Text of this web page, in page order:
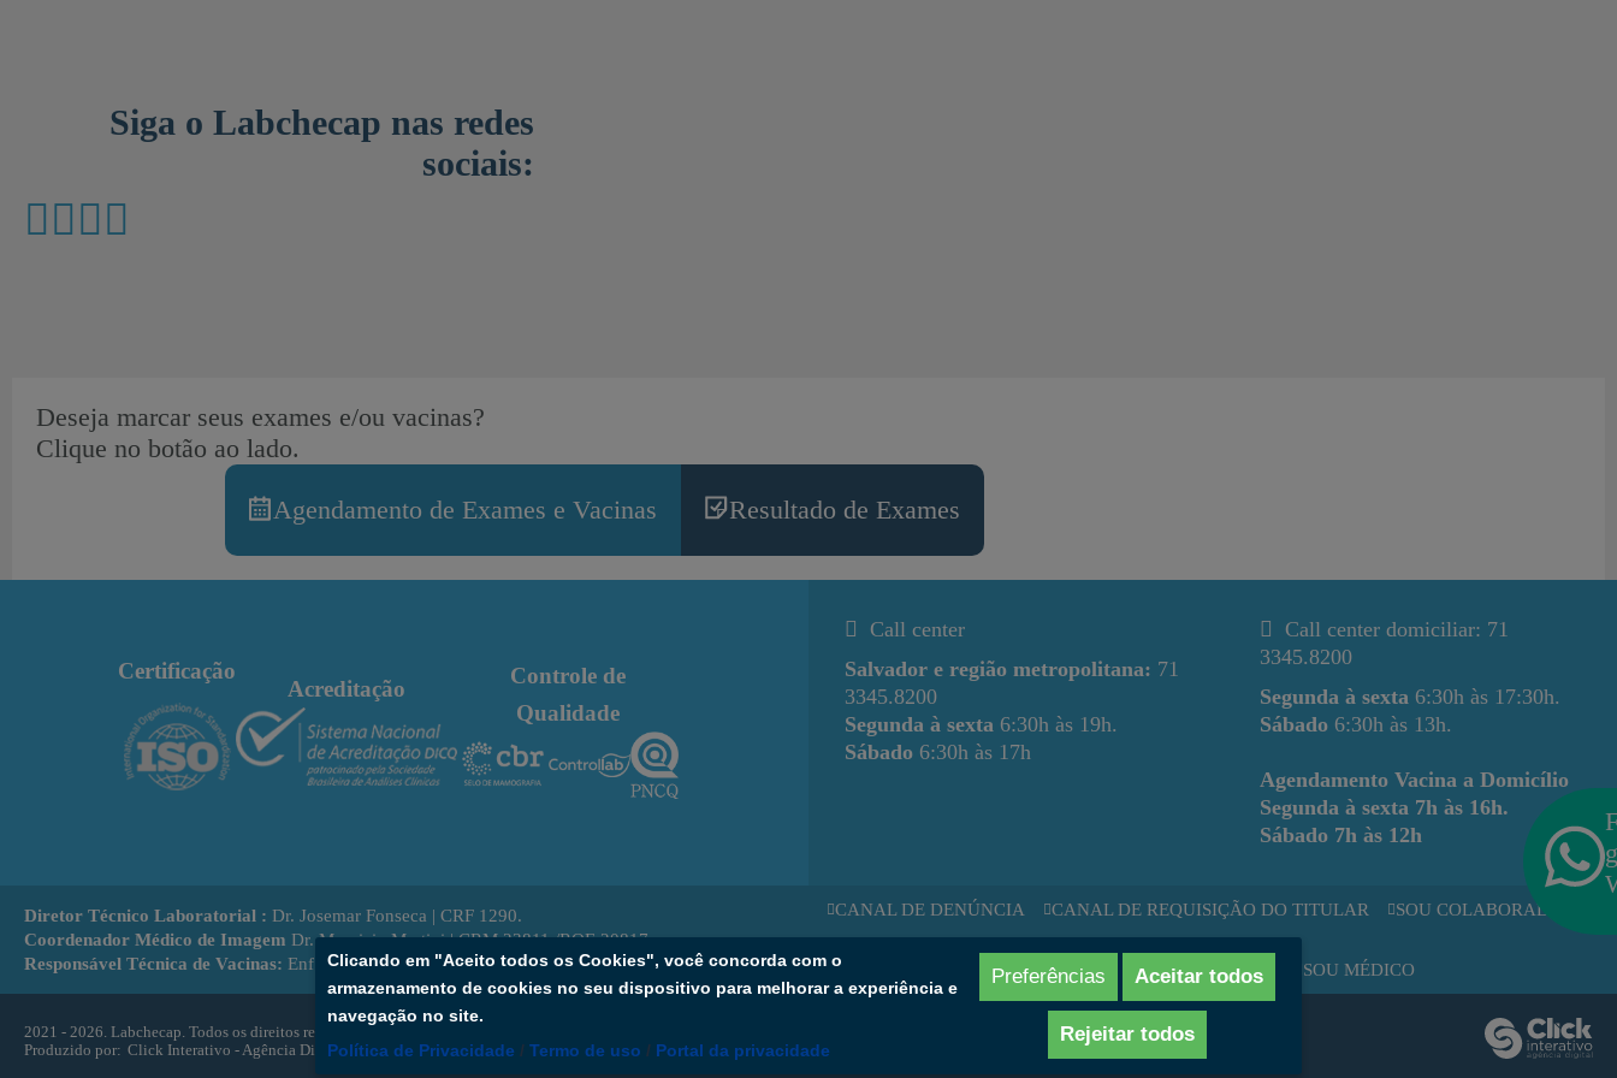
Siga o Labchecap nas redes
sociais:
Deseja marcar seus exames e/ou vacinas?
Clique no botão ao lado.
Agendamento de Exames e Vacinas Resultado de Exames
Certificação
Acreditação
Controle de
Qualidade
Call center
Salvador e região metropolitana: 71
3345.8200
Segunda à sexta 6:30h às 19h.
Sábado 6:30h às 17h
Call center domiciliar: 71
3345.8200
Segunda à sexta 6:30h às 17:30h.
Sábado 6:30h às 13h.
Agendamento Vacina a Domicílio
Segunda à sexta 7h às 16h.
Sábado 7h às 12h
Diretor Técnico Laboratorial : Dr. Josemar Fonseca | CRF 1290.
Coordenador Médico de Imagem Dr. Mauricio Martini | CRM 23811 /RQE 20817.
Responsável Técnica de Vacinas: Enf. Kátia Bulhões | COREN BA: 228186
CANAL DE DENÚNCIA CANAL DE REQUISIÇÃO DO TITULAR SOU COLABORADOR
SOU EMPRESA SOU MÉDICO
2021 - 2026. Labchecap. Todos os direitos reservados.
Produzido por: Click Interativo - Agência Digital
Clicando em "Aceito todos os Cookies", você concorda com o
armazenamento de cookies no seu dispositivo para melhorar a experiência e
navegação no site.
Política de Privacidade / Termo de uso / Portal da privacidade
Preferências Aceitar todos
Rejeitar todos